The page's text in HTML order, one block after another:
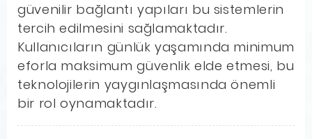
güvenilir bağlantı yapıları bu sistemlerin
tercih edilmesini sağlamaktadır.
Kullanıcıların günlük yaşamında minimum
eforla maksimum güvenlik elde etmesi, bu
teknolojilerin yaygınlaşmasında önemli
bir rol oynamaktadır.